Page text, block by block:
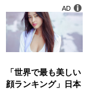
「世界で最も美しい
顔ランキング」日本
AD